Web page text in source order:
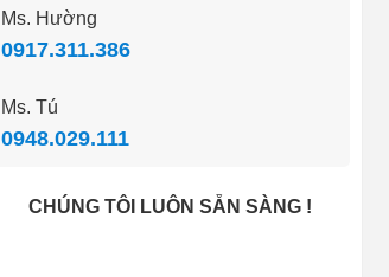
Ms. Hường
0917.311.386
Ms. Tú
0948.029.111
CHÚNG TÔI LUÔN SẴN SÀNG !